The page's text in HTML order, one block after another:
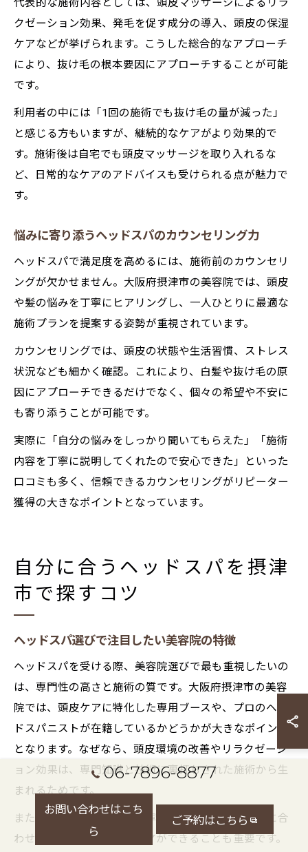
代表的な施術内容としては、頭皮マッサージによるリラ
クゼーション効果、発毛を促す成分の導入、頭皮の保湿
ケアなどが挙げられます。こうした総合的なアプローチ
により、抜け毛の根本要因にアプローチすることが可能
です。
利用者の中には「1回の施術でも抜け毛の量が減った」
と感じる方もいますが、継続的なケアがより効果的で
す。施術後は自宅でも頭皮マッサージを取り入れるな
ど、日常的なケアのアドバイスも受けられる点が魅力で
す。
悩みに寄り添うヘッドスパのカウンセリング力
ヘッドスパで満足度を高めるには、施術前のカウンセリ
ングが欠かせません。大阪府摂津市の美容院では、頭皮
や髪の悩みを丁寧にヒアリングし、一人ひとりに最適な
施術プランを提案する姿勢が重視されています。
カウンセリングでは、頭皮の状態や生活習慣、ストレス
状況なども細かく確認。これにより、白髪や抜け毛の原
因にアプローチできるだけでなく、個々の希望や不安に
も寄り添うことが可能です。
実際に「自分の悩みをしっかり聞いてもらえた」「施術
内容を丁寧に説明してくれたので安心できた」といった
口コミも多く、信頼できるカウンセリングがリピーター
獲得の大きなポイントとなっています。
自分に合うヘッドスパを摂津
市で探すコツ
ヘッドスパ選びで注目したい美容院の特徴
ヘッドスパを受ける際、美容院選びで最も重視したいの
は、専門性の高さと施術の質です。大阪府摂津市の美容
院では、頭皮ケアに特化した専用ブースや、プロのヘッ
ドスパニストが在籍しているかどうかが大きなポイント
となります。なぜなら、頭皮環境の改善やリラクゼーシ
ョン効果は、専門知識と技術に裏打ちされた施術から生
まれるためです。
また、カウンセリングの丁寧さや、頭皮や髪の状態に合
わせたオーダーメイドのケアができることも重要です。
06-7896-8877
お問い合わせはこち
ら
ご予約はこちら